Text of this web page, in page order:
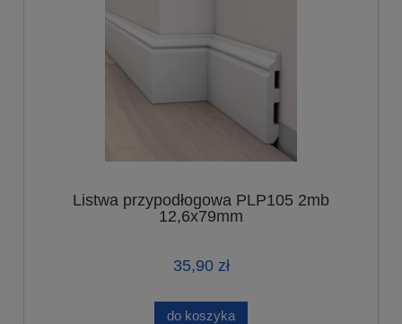
Listwa przypodłogowa PLP105 2mb
12,6x79mm
35,90 zł
do koszyka